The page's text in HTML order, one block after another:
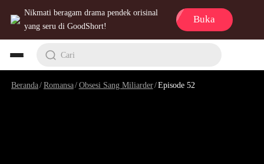
Nikmati beragam drama pendek orisinal
yang seru di GoodShort!
Buka
Cari
Beranda/Romansa/Obsesi Sang Miliarder/Episode 52